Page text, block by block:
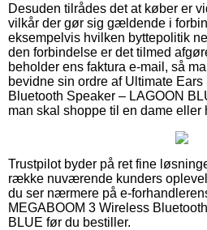
Desuden tilrådes det at køber er
vilkår der gør sig gældende i
eksempelvis hvilken byttepolitik
den forbindelse er det tilmed
beholder ens faktura e-mail, så
bevidne sin ordre af Ultimate
Bluetooth Speaker – LAGOON
man skal shoppe til en dame eller
Trustpilot byder på ret fine
række nuværende kunders
du ser nærmere på e-
MEGABOOM 3 Wireless
BLUE før du bestiller.